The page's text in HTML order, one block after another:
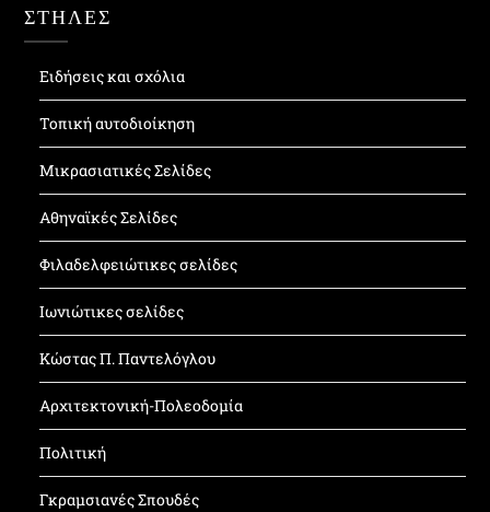
ΣΤΗΛΕΣ
Ειδήσεις και σχόλια
Τοπική αυτοδιοίκηση
Μικρασιατικές Σελίδες
Αθηναϊκές Σελίδες
Φιλαδελφειώτικες σελίδες
Ιωνιώτικες σελίδες
Κώστας Π. Παντελόγλου
Αρχιτεκτονική-Πολεοδομία
Πολιτική
Γκραμσιανές Σπουδές